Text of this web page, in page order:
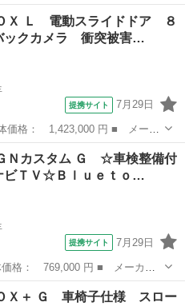
Ｅ ■ グレード名： プレミア
ーボ☆ ナビ☆ＴＶ☆Ｂｌｕｅｔ
Ｘ Ｌ 電動スライドドア ８
クカメラ 衝突被害…
提携サイト 7月29日
ＯＸ ■ グレード名： Ｌ 電
クカメラ 衝突被害軽減システ
Ｎカスタム Ｇ ☆車検整備付
ビＴＶ☆Ｂｌｕｅｔｏ…
提携サイト 7月29日
Ｎカスタム ■ グレード名：
Ｖ☆Ｂｌｕｅｔｏｏｔｈ☆ メ
Ｘ＋ Ｇ 車椅子仕様 スロー